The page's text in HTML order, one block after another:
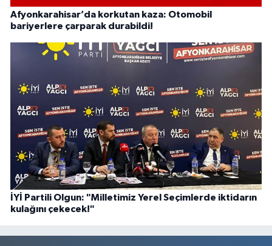
Afyonkarahisar’da korkutan kaza: Otomobil
bariyerlere çarparak durabildi!
İYİ Partili Olgun: "Milletimiz Yerel Seçimlerde iktidarın
kulağını çekecek!"